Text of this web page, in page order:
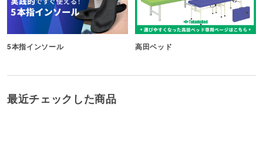
5本指インソール 高田ベッド
最近チェックした商品